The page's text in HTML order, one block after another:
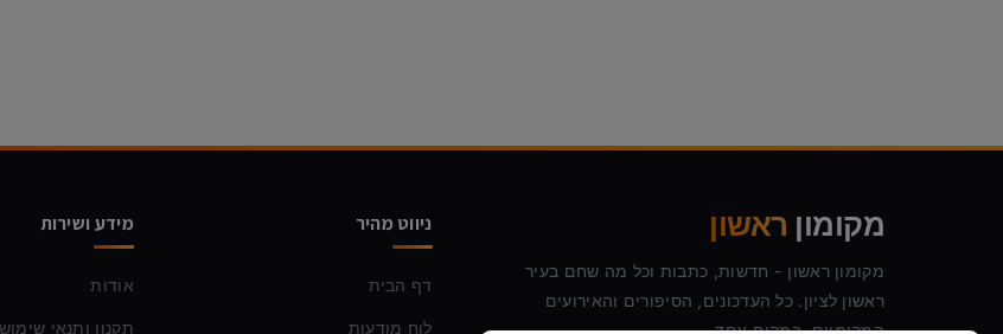
מקומון ראשון
מקומון ראשון - חדשות, כתבות וכל מה שחם בעיר
ראשון לציון. כל העדכונים, הסיפורים והאירועים
המקומיים, במקום אחד.
ניווט מהיר
דף הבית
לוח מודעות
מידע ושירות
אודות
תקנון ותנאי שימוש